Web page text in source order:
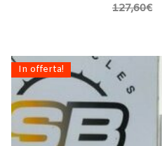
127,60€
In offerta!